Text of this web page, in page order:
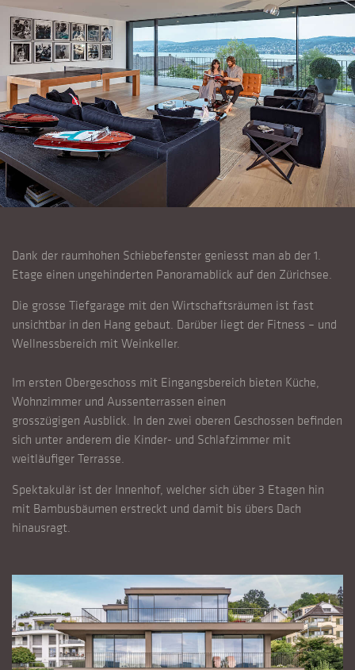
Dank der raumhohen Schiebefenster geniesst man ab der 1.
Etage einen ungehinderten Panoramablick auf den Zürichsee.
Die grosse Tiefgarage mit den Wirtschaftsräumen ist fast
unsichtbar in den Hang gebaut. Darüber liegt der Fitness – und
Wellnessbereich mit Weinkeller.
Im ersten Obergeschoss mit Eingangsbereich bieten Küche,
Wohnzimmer und Aussenterrassen einen
grosszügigen Ausblick. In den zwei oberen Geschossen befinden
sich unter anderem die Kinder- und Schlafzimmer mit
weitläufiger Terrasse.
Spektakulär ist der Innenhof, welcher sich über 3 Etagen hin
mit Bambusbäumen erstreckt und damit bis übers Dach
hinausragt.